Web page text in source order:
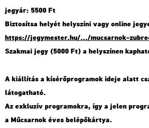
jegy­ár: 5500 Ft
Biz­to­sít­sa he­lyét hely­szí­ni vagy on­line
https://​jegy­mes­ter.​hu/.../​mu­csar­nok-​
Szak­mai jegy (5000 Ft) a hely­szí­nen
A ki­ál­lí­tás a kí­sé­rő­prog­ra­mok ideje alatt
lá­to­gat­ha­tó.
Az exk­lu­zív prog­ra­mok­ra, így a jelen
a Mű­csar­nok éves be­lé­pő­kár­tya.